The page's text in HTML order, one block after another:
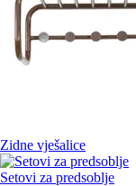
Zidne vješalice
Setovi za predsoblje